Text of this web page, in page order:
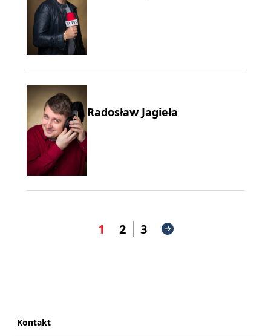
Radosław Jagieła
1 2 3
Kontakt